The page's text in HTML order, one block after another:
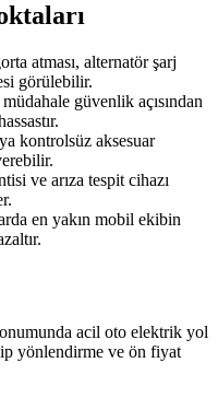
atması, alternatör şarj
görülebilir.
güvenlik açısından
kontrolsüz aksesuar
ve arıza tespit cihazı
en yakın mobil ekibin
acil oto elektrik yol
yönlendirme ve ön fiyat